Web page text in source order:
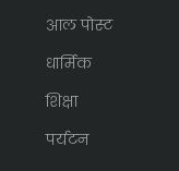
आल पोस्ट
धार्मिक
शिक्षा
पर्यटन